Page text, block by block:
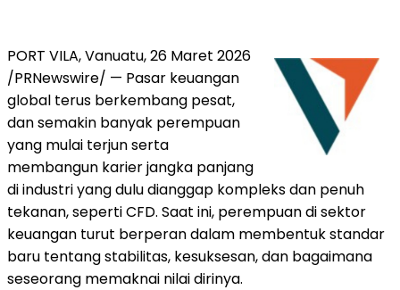
PORT VILA, Vanuatu, 26 Maret 2026
/PRNewswire/ — Pasar keuangan
global terus berkembang pesat,
dan semakin banyak perempuan
yang mulai terjun serta
membangun karier jangka panjang
di industri yang dulu dianggap kompleks dan penuh
tekanan, seperti CFD. Saat ini, perempuan di sektor
keuangan turut berperan dalam membentuk standar
baru tentang stabilitas, kesuksesan, dan bagaimana
seseorang memaknai nilai dirinya.